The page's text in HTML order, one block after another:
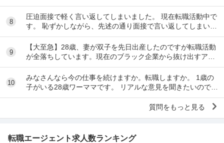
す。 地方公務員として勤めているなか、昨年度...
8
圧迫面接で軽く言い返してしまいました。 現在転職活動中で
す。 恥ずかしながら、先述の通り面接で言い返してしまい、
今後どのように対応すべきかご教示いただきた...
9
【大至急】28歳、妻が双子を先日出産したのですが転職活動
が全落ちしています。現在のブラック企業から抜け出すアド
バイスをください。 28歳男性です。現在、転...
10
みなさんなら今の仕事を続けますか。転職しますか。 1歳の
子がいる28歳ワーママです。 リアルな意見を聞きたいので現
在もしくは過去ワーママだった方のみ、回...
質問をもっと見る
転職エージェント求人数ランキング